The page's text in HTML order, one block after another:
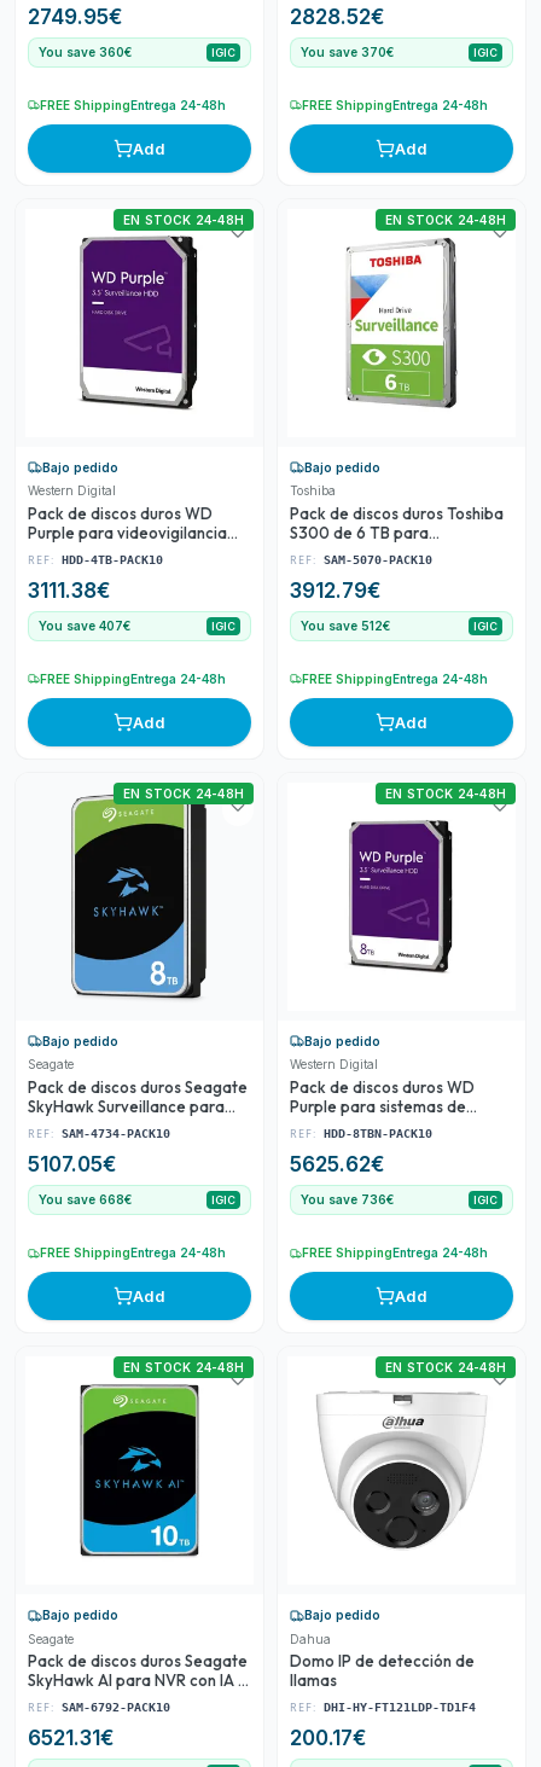
2749.95€
You save 360€ IGIC
FREE ShippingEntrega 24-48h
Add
2828.52€
You save 370€ IGIC
FREE ShippingEntrega 24-48h
Add
Bajo pedido
Western Digital
Pack de discos duros WD
Purple para videovigilancia
CCTV y sistemas DVR
REF: HDD-4TB-PACK10
3111.38€
EN STOCK 24-48H
You save 407€ IGIC
FREE ShippingEntrega 24-48h
Add
Bajo pedido
Toshiba
Pack de discos duros Toshiba
S300 de 6 TB para
videovigilancia CCTV
REF: SAM-5070-PACK10
3912.79€
EN STOCK 24-48H
You save 512€ IGIC
FREE ShippingEntrega 24-48h
Add
Bajo pedido
Seagate
Pack de discos duros Seagate
SkyHawk Surveillance para
videovigilancia CCTV
REF: SAM-4734-PACK10
5107.05€
EN STOCK 24-48H
You save 668€ IGIC
FREE ShippingEntrega 24-48h
Add
Bajo pedido
Western Digital
Pack de discos duros WD
Purple para sistemas de
videovigilancia CCTV
REF: HDD-8TBN-PACK10
5625.62€
EN STOCK 24-48H
You save 736€ IGIC
FREE ShippingEntrega 24-48h
Add
Bajo pedido
Seagate
Pack de discos duros Seagate
SkyHawk AI para NVR con IA y
videovigilancia CCTV
REF: SAM-6792-PACK10
6521.31€
EN STOCK 24-48H
Bajo pedido
Dahua
Domo IP de detección de
llamas
REF: DHI-HY-FT121LDP-TD1F4
200.17€
EN STOCK 24-48H